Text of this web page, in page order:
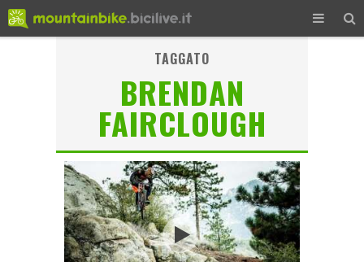
TAGGATO
BRENDAN
FAIRCLOUGH